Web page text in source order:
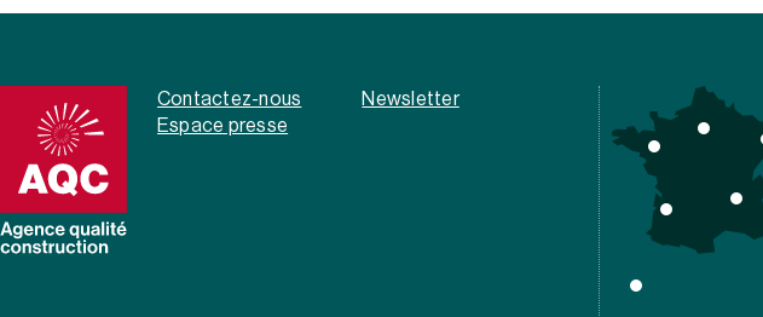
Contactez-nous
Newsletter
Espace presse